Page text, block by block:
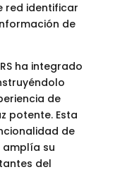
red identificar
de
ha integrado
de
potente. Esta
de
amplía su
del